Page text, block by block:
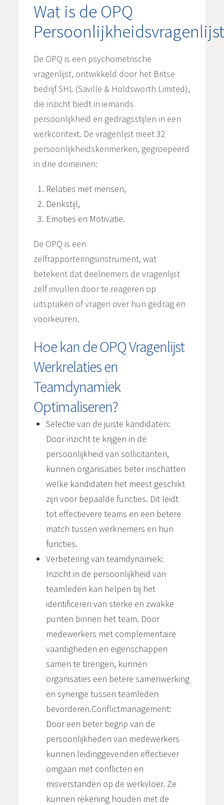
Wat is de OPQ
De OPQ is een psychometrische
vragenlijst, ontwikkeld door het Britse
bedrijf SHL (Saville & Holdsworth Limited),
die inzicht biedt in iemands
persoonlijkheid en gedragsstijlen in een
werkcontext. De vragenlijst meet 32
persoonlijkheidskenmerken, gegroepeerd
in drie domeinen:
Relaties met mensen,
Denkstijl,
Emoties en Motivatie.
De OPQ is een
zelfrapporteringsinstrument, wat
betekent dat deelnemers de vragenlijst
zelf invullen door te reageren op
uitspraken of vragen over hun gedrag en
voorkeuren.
Hoe kan de OPQ Vragenlijst
Werkrelaties en
Teamdynamiek
Optimaliseren?
Selectie van de juiste kandidaten:
Door inzicht te krijgen in de
persoonlijkheid van sollicitanten,
kunnen organisaties beter inschatten
welke kandidaten het meest geschikt
zijn voor bepaalde functies. Dit leidt
tot effectievere teams en een betere
match tussen werknemers en hun
functies.
Verbetering van teamdynamiek:
Inzicht in de persoonlijkheid van
teamleden kan helpen bij het
identificeren van sterke en zwakke
punten binnen het team. Door
medewerkers met complementaire
vaardigheden en eigenschappen
samen te brengen, kunnen
organisaties een betere samenwerking
en synergie tussen teamleden
bevorderen.Conflictmanagement:
Door een beter begrip van de
persoonlijkheden van medewerkers
kunnen leidinggevenden effectiever
omgaan met conflicten en
misverstanden op de werkvloer. Ze
kunnen rekening houden met de